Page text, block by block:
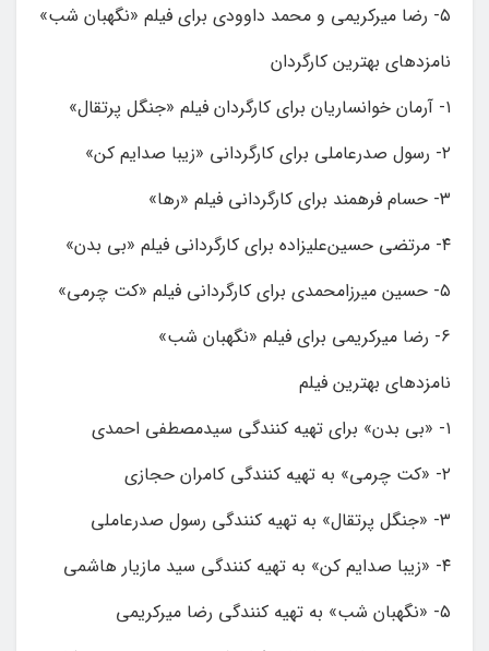
۵- رضا میرکریمی و محمد داوودی برای فیلم «نگهبان شب»
نامزدهای بهترین کارگردان
۱- آرمان خوانساریان برای کارگردان فیلم «جنگل پرتقال»
۲- رسول صدرعاملی برای کارگردانی «زیبا صدایم کن»
۳- حسام فرهمند برای کارگردانی فیلم «رها»
۴- مرتضی حسین‌علیزاده برای کارگردانی فیلم «بی بدن»
۵- حسین میرزامحمدی برای کارگردانی فیلم «کت چرمی»
۶- رضا میرکریمی برای فیلم «نگهبان شب»
نامزدهای بهترین فیلم
۱- «بی بدن» برای تهیه کنندگی سیدمصطفی احمدی
۲- «کت چرمی» به تهیه کنندگی کامران حجازی
۳- «جنگل پرتقال» به تهیه کنندگی رسول صدرعاملی
۴- «زیبا صدایم کن» به تهیه کنندگی سید مازیار هاشمی
۵- «نگهبان شب» به تهیه کنندگی رضا میرکریمی